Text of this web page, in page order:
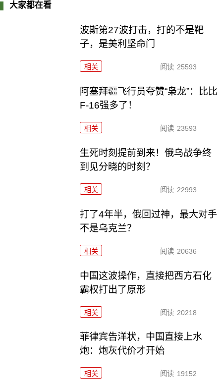
大家都在看
波斯第27波打击，打的不是靶
子，是美利坚命门
相关 阅读 25593
阿塞拜疆飞行员夸赞“枭龙”：比比
F-16强多了！
相关 阅读 23593
生死时刻提前到来！俄乌战争终
到见分晓的时刻？
相关 阅读 22993
打了4年半，俄回过神，最大对手
不是乌克兰？
相关 阅读 20636
中国这波操作，直接把西方石化
霸权打出了原形
相关 阅读 20218
菲律宾告洋状，中国直接上水
炮：炮灰代价才开始
相关 阅读 19152